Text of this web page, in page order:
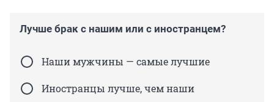
Лучше брак с нашим или с иностранцем?
Наши мужчины — самые лучшие
Иностранцы лучше, чем наши